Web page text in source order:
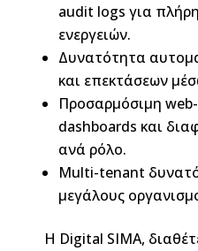
audit logs για
ενεργειών.
Δυνατότητα
και επεκτάσεων
Προσαρμόσιμη
dashboards και
ανά ρόλο.
Multi-tenant
μεγάλους
H Digital SIMA,